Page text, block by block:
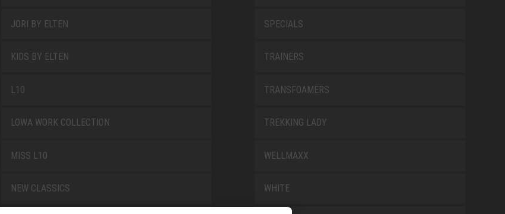
JORI BY ELTEN
KIDS BY ELTEN
L10
LOWA WORK COLLECTION
MISS L10
NEW CLASSICS
SPECIALS
TRAINERS
TRANSFOAMERS
TREKKING LADY
WELLMAXX
WHITE